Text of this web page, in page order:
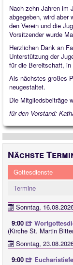
Nach zehn Jahren im
abgegeben, wird aber
den Verein und die
Vorsitzender wurde
Herzlichen Dank an
Unterstützung der
für die Bereitschaft,
Als nächstes großes
neugestaltet.
Die Mitgliedsbeiträge
für den Vorstand:
Nächste
Gottesdienste
Termine
Sonntag,
9:00
(Kirche St. Martin
Sonntag,
9:00